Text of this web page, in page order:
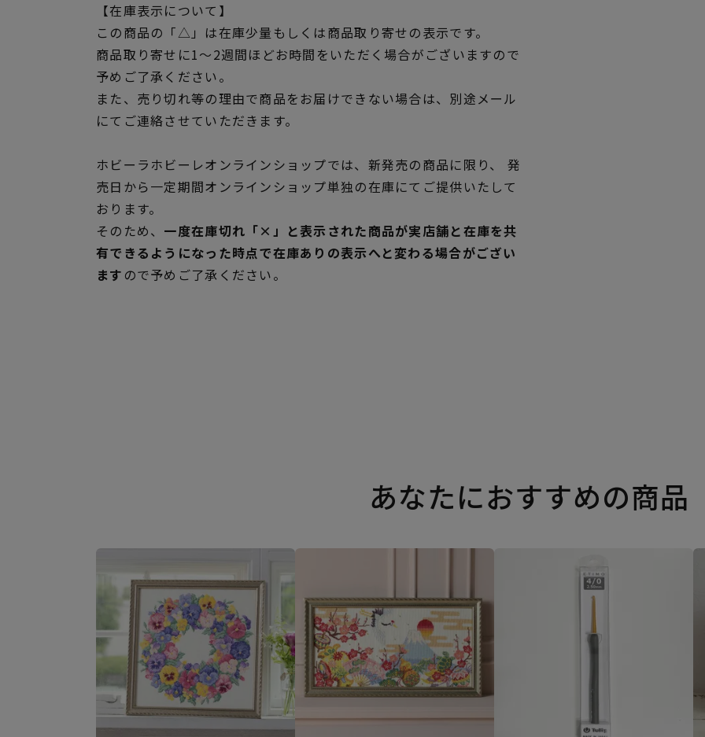
【在庫表示について】
この商品の「△」は在庫少量もしくは商品取り寄せの表示です。
商品取り寄せに1～2週間ほどお時間をいただく場合がございますので
予めご了承ください。
また、売り切れ等の理由で商品をお届けできない場合は、別途メール
にてご連絡させていただきます。
ホビーラホビーレオンラインショップでは、新発売の商品に限り、 発
売日から一定期間オンラインショップ単独の在庫にてご提供いたして
おります。
そのため、 一度在庫切れ「×」と表示された商品が実店舗と在庫を共
有できるようになった時点で在庫ありの表示へと変わる場合がござい
ます ので予めご了承ください。
あなたにおすすめの商品